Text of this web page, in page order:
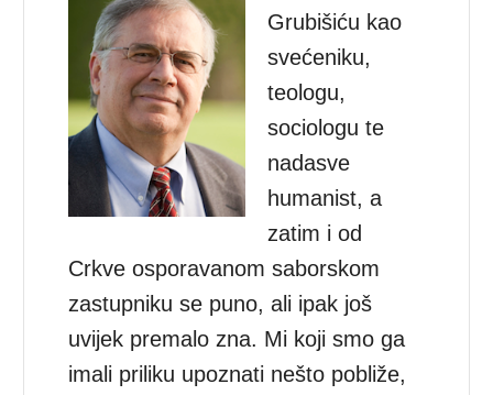
Grubišiću kao
svećeniku,
teologu,
sociologu te
nadasve
humanist, a
zatim i od
Crkve osporavanom saborskom
zastupniku se puno, ali ipak još
uvijek premalo zna. Mi koji smo ga
imali priliku upoznati nešto pobliže,